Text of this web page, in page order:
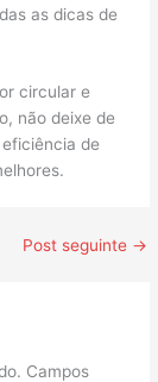
as dicas de
circular e
não deixe de
de
Post seguinte →
Campos